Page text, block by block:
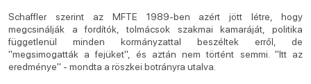
Schaffler szerint az MFTE 1989-ben azért jött létre, hogy
megcsinálják a fordítók, tolmácsok szakmai kamaráját, politika
függetlenül minden kormányzattal beszéltek erről, de
"megsimogatták a fejüket", és aztán nem történt semmi. "Itt az
eredménye" - mondta a röszkei botrányra utalva.